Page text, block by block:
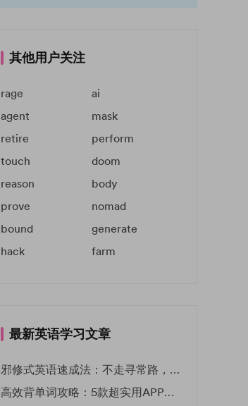
其他用户关注
rage
ai
agent
mask
retire
perform
touch
doom
reason
body
prove
nomad
bound
generate
hack
farm
最新英语学习文章
邪修式英语速成法：不走寻常路，英语战力狂飙！
高效背单词攻略：5款超实用APP推荐 | EF英孚教育